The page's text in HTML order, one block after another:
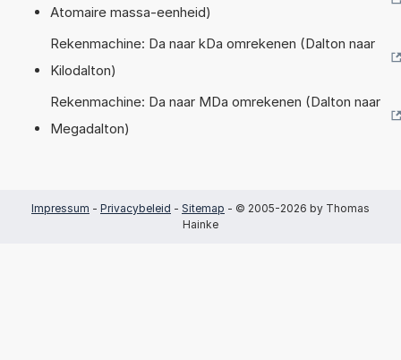
Atomaire massa-eenheid)
Rekenmachine: Da naar kDa omrekenen (Dalton naar
Kilodalton)
Rekenmachine: Da naar MDa omrekenen (Dalton naar
Megadalton)
Impressum - Privacybeleid - Sitemap - © 2005-2026 by Thomas
Hainke